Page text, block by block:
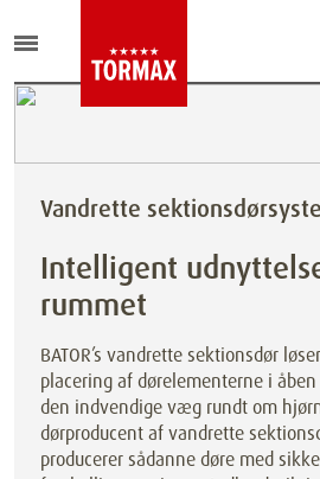
Vandrette
Intelligent
rummet
BATOR’s vandrette sektionsdør
placering af dørelementerne i
den indvendige væg rundt om
dørproducent af vandrette
producerer sådanne døre med